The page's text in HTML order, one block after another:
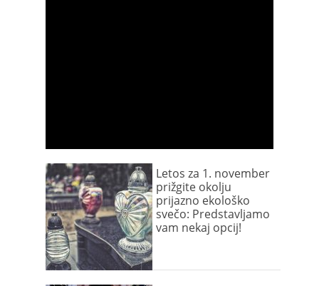
Letos za 1. november
prižgite okolju
prijazno ekološko
svečo: Predstavljamo
vam nekaj opcij!